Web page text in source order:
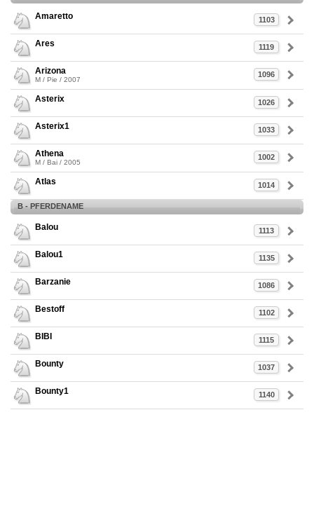
1103
Amaretto
1119
Ares
1096
Arizona
M / Pie / 2007
1026
Asterix
1033
Asterix1
1002
Athena
M / Bai / 2005
1014
Atlas
B - PFERDENAME
1113
Balou
1135
Balou1
1086
Barzanie
1102
Bestoff
1115
BIBI
1037
Bounty
1140
Bounty1